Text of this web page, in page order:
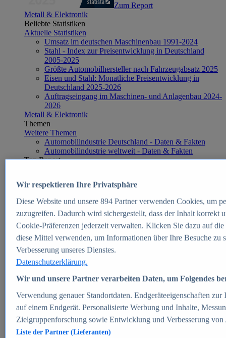
Zum Report
Metall & Elektronik
Beliebte Statistiken
Aktuelle Statistiken
Umsatz im deutschen Maschinenbau 1991-2024
Stahl - Index zur Preisentwicklung in Deutschland
2005-2025
Größte Automobilhersteller nach Fahrzeugabsatz 2025
Eisen und Stahl: Monatliche Preisentwicklung in
Deutschland 2025-2026
Auftragseingang im Maschinen- und Anlagenbau 2024-
2026
Metall & Elektronik
Themen
Weitere Themen
Automobilindustrie Deutschland - Daten & Fakten
Automobilindustrie weltweit - Daten & Fakten
Top Report
Zum Report
E-commerce
Beliebte Statistiken
Aktuelle Statistiken
E-Commerce - Entwicklung des Umsatzes in
Deutschland 1999-2025
Umsatz von Amazon in Deutschland und weltweit
2010-2025
B2C-E-Commerce: Top-50 Online Shops in
Deutschland 2024
Marktanteile von Online-Zahlungsverfahren in
Deutschland 2024
Umsatzstarke Warengruppen im Online-Handel in
Deutschland 2023-2025
Wir respektieren Ihre Privatsphäre
Diese Website und unsere 894Partner verwenden Cookies, um
zuzugreifen. Dadurch wird sichergestellt, dass der Inhalt korrekt
Cookie-Präferenzen jederzeit verwalten. Klicken Sie dazu auf
diese Mittel verwenden, um Informationen über Ihre Besuche
Verbesserung unseres Dienstes.
Datenschutzerklärung.
Wir und unsere Partner verarbeiten Daten, um Folgendes
Verwendung genauer Standortdaten. Endgeräteeigenschaften
auf einem Endgerät. Personalisierte Werbung und Inhalte,
Zielgruppenforschung sowie Entwicklung und Verbesserung von
Liste der Partner (Lieferanten)